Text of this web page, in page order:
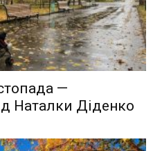
—
Наталки Діденко